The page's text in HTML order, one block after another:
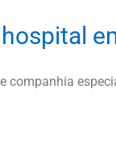
companhia